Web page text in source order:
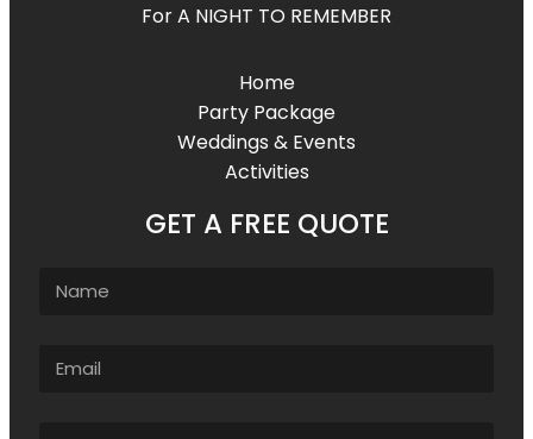
For A NIGHT TO REMEMBER
Home
Party Package
Weddings & Events
Activities
GET A FREE QUOTE